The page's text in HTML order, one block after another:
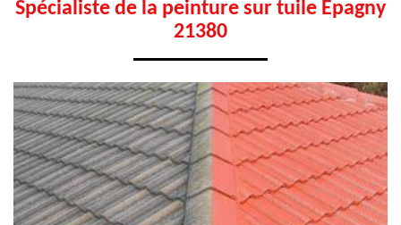
Spécialiste de la peinture sur tuile Epagny
21380